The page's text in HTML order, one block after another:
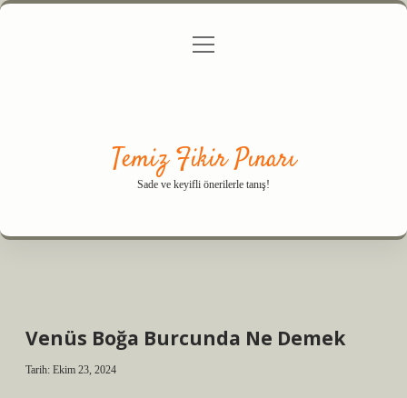
Gizlilik Politikası
menüyü
Temiz Fikir Pınarı
Sade ve keyifli önerilerle tanış!
Venüs Boğa Burcunda Ne Demek
Tarih: Ekim 23, 2024